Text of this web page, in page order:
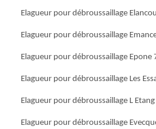
Elagueur pour débroussaillage
Elagueur pour débroussaillage
Elagueur pour débroussaillage Epone
Elagueur pour débroussaillage Les
Elagueur pour débroussaillage L
Elagueur pour débroussaillage